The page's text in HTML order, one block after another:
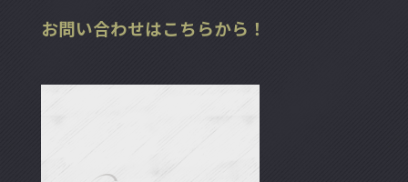
お問い合わせはこちらから！